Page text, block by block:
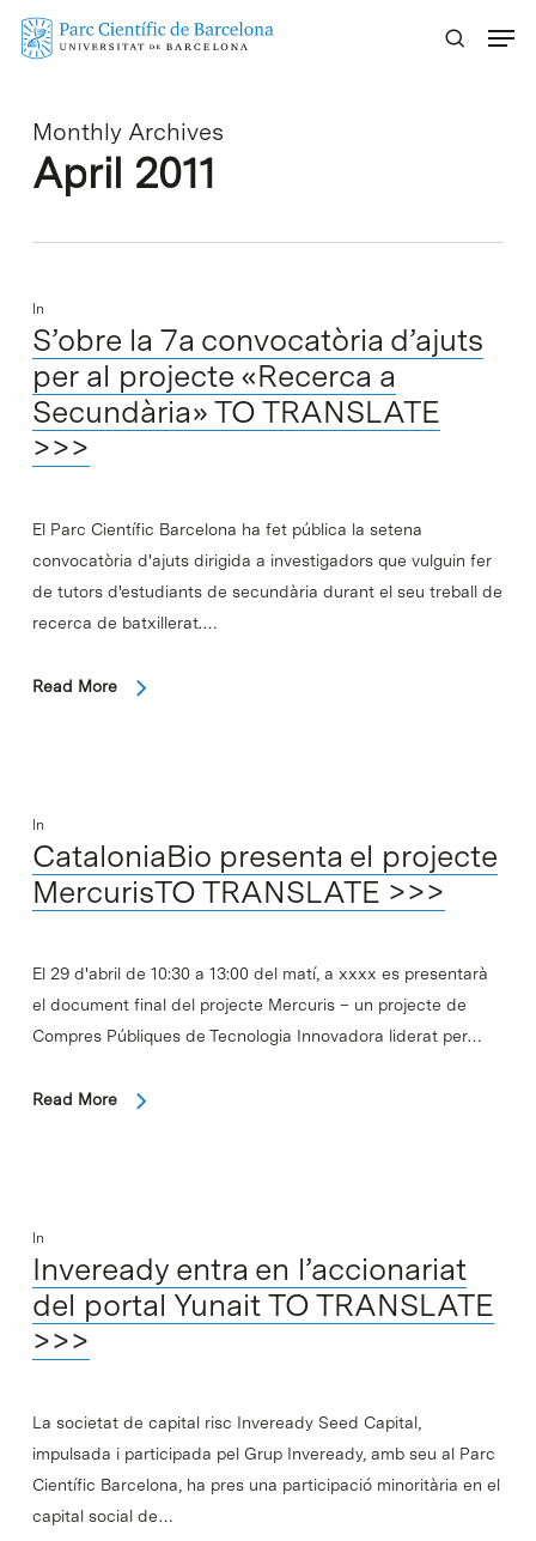
Skip
Monthly Archives
April 2011
In
S’obre la 7a convocatòria d’ajuts
per al projecte «Recerca a
Secundària» TO TRANSLATE
>>>
El Parc Científic Barcelona ha fet pública la setena
convocatòria d'ajuts dirigida a investigadors que vulguin fer
de tutors d'estudiants de secundària durant el seu treball de
recerca de batxillerat.…
Read More
In
CataloniaBio presenta el projecte
MercurisTO TRANSLATE >>>
El 29 d'abril de 10:30 a 13:00 del matí, a xxxx es presentarà
el document final del projecte Mercuris – un projecte de
Compres Públiques de Tecnologia Innovadora liderat per…
Read More
In
Inveready entra en l’accionariat
del portal Yunait TO TRANSLATE
>>>
La societat de capital risc Inveready Seed Capital,
impulsada i participada pel Grup Inveready, amb seu al Parc
Científic Barcelona, ha pres una participació minoritària en el
capital social de…